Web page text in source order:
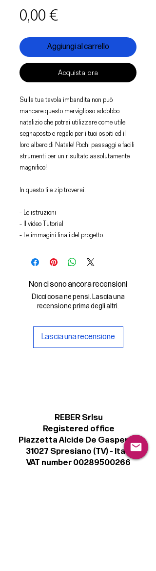
0,00 €
Aggiungi al carrello
Acquista ora
Sulla tua tavola imbandita non può
mancare questo merviglioso addobbo
natalizio che potrai utilizzare come utile
segnaposto e regalo per i tuoi ospiti ed il
loro albero di Natale! Pochi passaggi e facili
strumenti per un risultato assolutamente
magnifico!
In questo file zip troverai:
- Le istruzioni
- Il video Tutorial
- Le immagini finali del progetto.
Non ci sono ancora recensioni
Dicci cosa ne pensi. Lascia una
recensione prima degli altri.
Lascia una recensione
REBER Srlsu
Registered office
Piazzetta Alcide De Gasperi, 3
31027 Spresiano (TV) - Italy
VAT number 00289500266